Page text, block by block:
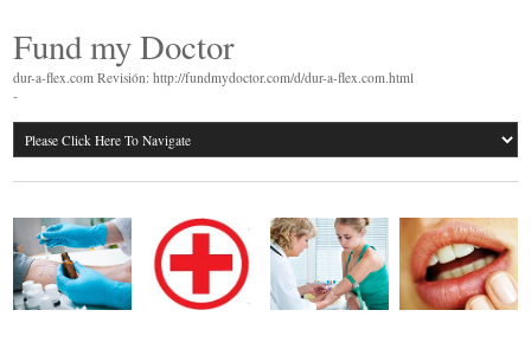
Fund my Doctor
dur-a-flex.com Revisión: http://fundmydoctor.com/d/dur-a-flex.com.html
-